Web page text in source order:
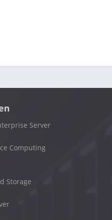
Server
Computing
Storage